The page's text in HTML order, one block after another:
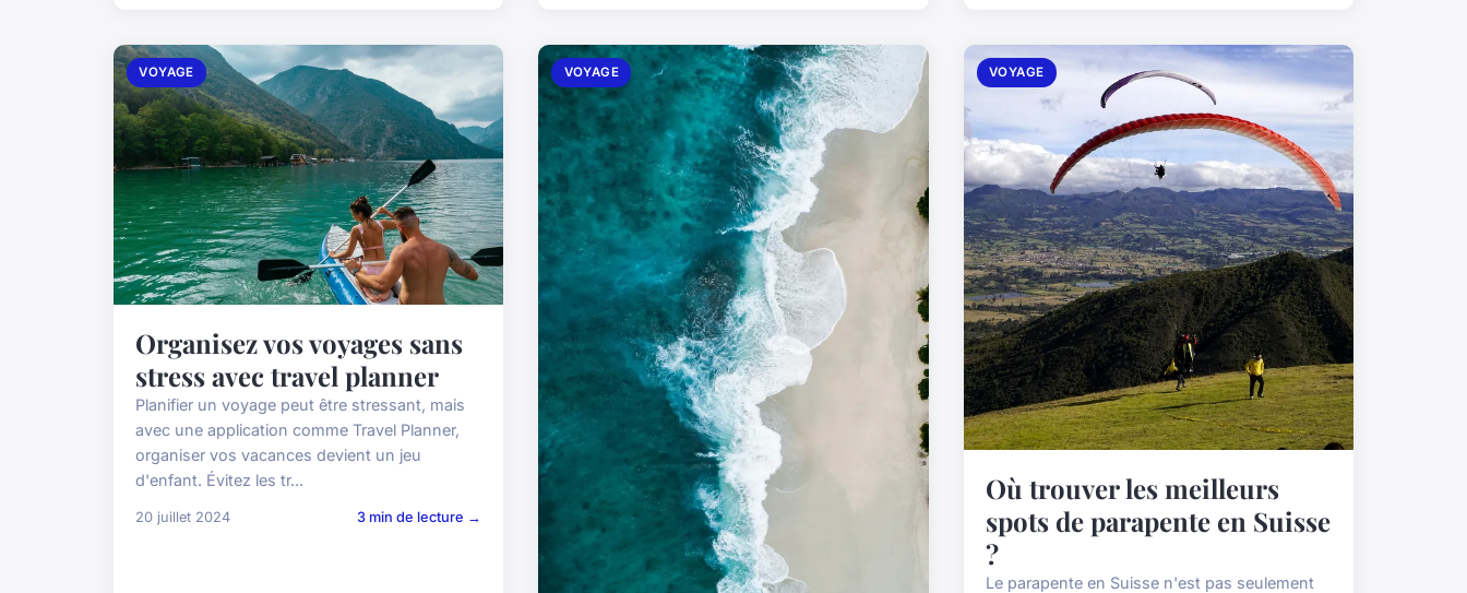
VOYAGE
Organisez vos voyages sans
stress avec travel planner
Planifier un voyage peut être stressant, mais
avec une application comme Travel Planner,
organiser vos vacances devient un jeu
d'enfant. Évitez les tr...
20 juillet 2024 3 min de lecture →
VOYAGE VOYAGE
Où trouver les meilleurs
spots de parapente en Suisse
?
Le parapente en Suisse n'est pas seulement